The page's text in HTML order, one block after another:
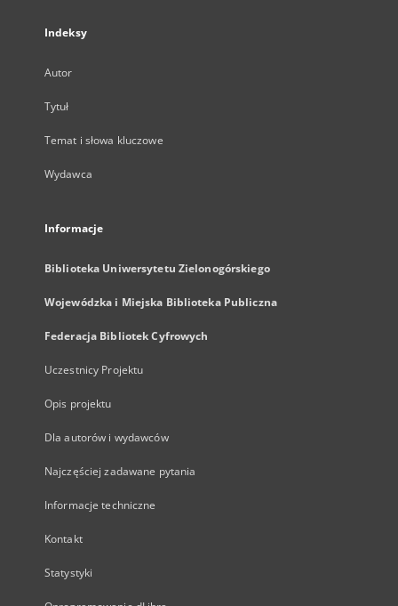
Indeksy
Autor
Tytuł
Temat i słowa kluczowe
Wydawca
Informacje
Biblioteka Uniwersytetu Zielonogórskiego
Wojewódzka i Miejska Biblioteka Publiczna
Federacja Bibliotek Cyfrowych
Uczestnicy Projektu
Opis projektu
Dla autorów i wydawców
Najczęściej zadawane pytania
Informacje techniczne
Kontakt
Statystyki